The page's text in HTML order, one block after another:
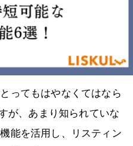
ってもはやなくてはなら
が、あまり知られていな
能を活用し、リスティン